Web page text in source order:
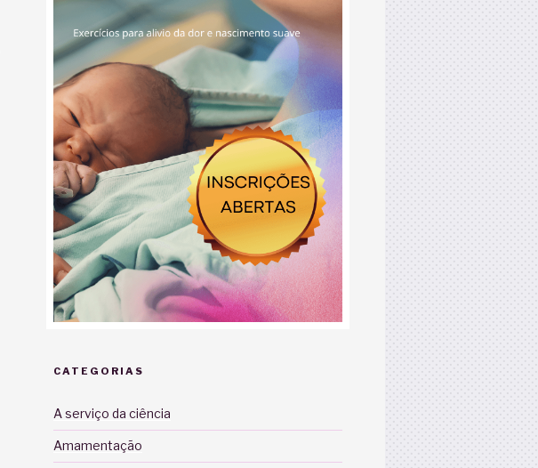
CATEGORIAS
A serviço da ciência
Amamentação